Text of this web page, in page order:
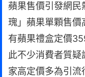
蘋果售價引發網
瑰」蘋果單顆售
有蘋果禮盒定價
此不少消費者質
家高定價多為引